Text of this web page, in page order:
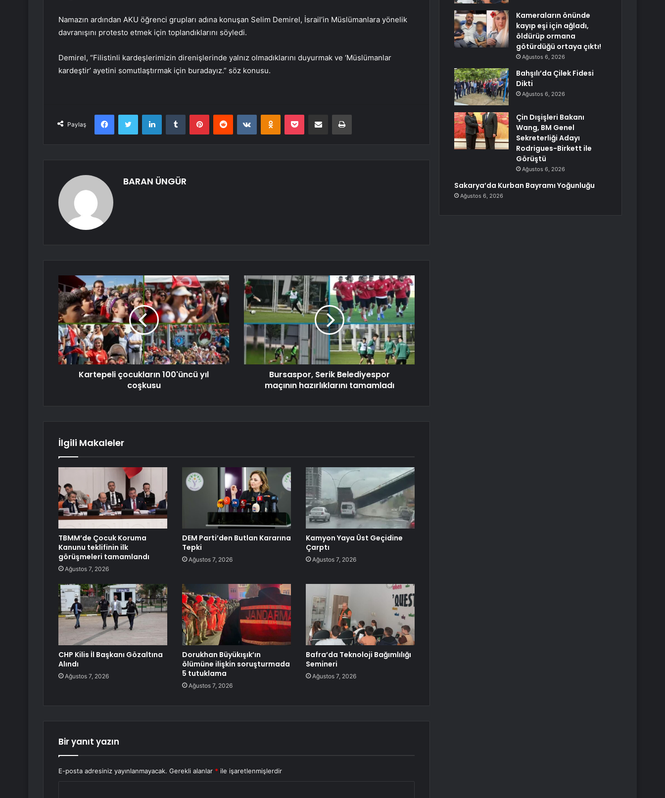
Namazın ardından AKU öğrenci grupları adına konuşan Selim Demirel, İsrail’in Müslümanlara yönelik
davranışını protesto etmek için toplandıklarını söyledi.
Demirel, “Filistinli kardeşlerimizin direnişlerinde yalnız olmadıklarını duyurmak ve ‘Müslümanlar
kardeştir’ ayetini somutlaştırmak için buradayız.” söz konusu.
Paylaş
FacebookTwitter LinkedInTumblr PinterestReddit VKontakteOdnoklassniki
Pocket E-Posta ile paylaş Yazdır
BARAN ÜNGÜR
Kartepeli çocukların 100'üncü yıl
coşkusu
Bursaspor, Serik Belediyespor
maçının hazırlıklarını tamamladı
İlgili Makaleler
TBMM’de Çocuk Koruma
Kanunu teklifinin ilk
görüşmeleri tamamlandı
Ağustos 7, 2026
DEM Parti’den Butlan Kararına
Tepki
Ağustos 7, 2026
Kamyon Yaya Üst Geçidine
Çarptı
Ağustos 7, 2026
CHP Kilis İl Başkanı Gözaltına
Alındı
Ağustos 7, 2026
Dorukhan Büyükışık’ın
ölümüne ilişkin soruşturmada
5 tutuklama
Ağustos 7, 2026
Bafra’da Teknoloji Bağımlılığı
Semineri
Ağustos 7, 2026
Bir yanıt yazın
E-posta adresiniz yayınlanmayacak. Gerekli alanlar * ile işaretlenmişlerdir
Kameraların önünde
kayıp eşi için ağladı,
öldürüp ormana
götürdüğü ortaya çıktı!
Ağustos 6, 2026
Bahşılı’da Çilek Fidesi
Dikti
Ağustos 6, 2026
Çin Dışişleri Bakanı
Wang, BM Genel
Sekreterliği Adayı
Rodrigues-Birkett ile
Görüştü
Ağustos 6, 2026
Sakarya’da Kurban Bayramı Yoğunluğu
Ağustos 6, 2026